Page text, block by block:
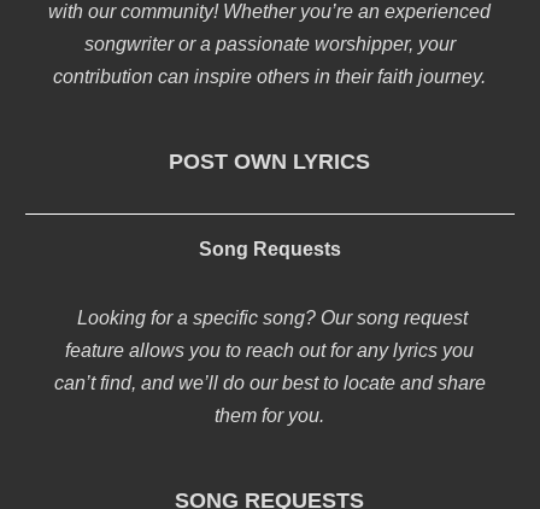
with our community! Whether you’re an experienced
songwriter or a passionate worshipper, your
contribution can inspire others in their faith journey.
POST OWN LYRICS
Song Requests
Looking for a specific song? Our song request
feature allows you to reach out for any lyrics you
can’t find, and we’ll do our best to locate and share
them for you.
SONG REQUESTS